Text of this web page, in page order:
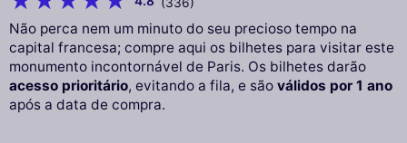
Não perca nem um minuto do seu precioso tempo na
capital francesa; compre aqui os bilhetes para visitar este
monumento incontornável de Paris. Os bilhetes darão
acesso prioritário, evitando a fila, e são válidos por 1 ano
após a data de compra.